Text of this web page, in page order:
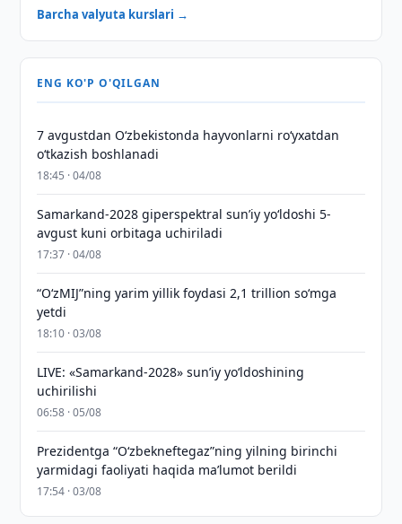
Barcha valyuta kurslari →
ENG KO'P O'QILGAN
7 avgustdan O‘zbekistonda hayvonlarni ro‘yxatdan
o‘tkazish boshlanadi
18:45 · 04/08
Samarkand-2028 giperspektral sun’iy yo‘ldoshi 5-
avgust kuni orbitaga uchiriladi
17:37 · 04/08
“O‘zMIJ”ning yarim yillik foydasi 2,1 trillion so‘mga
yetdi
18:10 · 03/08
LIVE: «Samarkand-2028» sun’iy yo‘ldoshining
uchirilishi
06:58 · 05/08
Prezidentga “Oʻzbekneftegaz”ning yilning birinchi
yarmidagi faoliyati haqida maʼlumot berildi
17:54 · 03/08